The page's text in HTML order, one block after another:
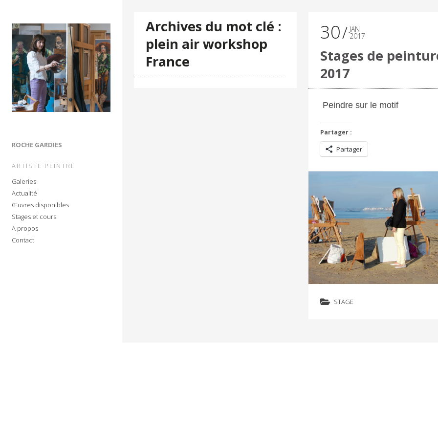
ROCHE GARDIES
ARTISTE PEINTRE
Galeries
Actualité
Œuvres disponibles
Stages et cours
A propos
Contact
Archives du mot clé :
plein air workshop
France
30 JAN
2017
Stages de
2017
Peindre sur le motif
Partager :
Partager
STAGE